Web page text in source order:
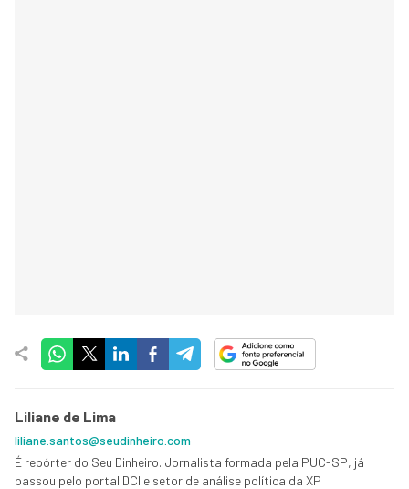
Liliane de Lima
liliane.santos@seudinheiro.com
É repórter do Seu Dinheiro. Jornalista formada pela PUC-SP, já
passou pelo portal DCI e setor de análise política da XP